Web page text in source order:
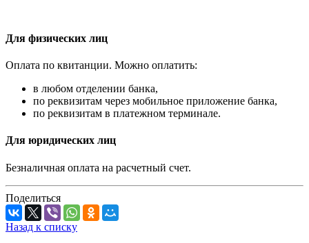
Для физических лиц
Оплата по квитанции. Можно оплатить:
в любом отделении банка,
по реквизитам через мобильное приложение банка,
по реквизитам в платежном терминале.
Для юридических лиц
Безналичная оплата на расчетный счет.
Поделиться
Назад к списку